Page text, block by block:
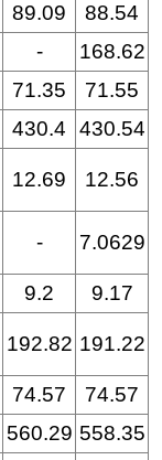
89.09
88.54
-
168.62
71.35
71.55
430.4
430.54
12.69 12.56
- 7.0629
9.2
9.17
192.82 191.22
74.57
74.57
560.29 558.35